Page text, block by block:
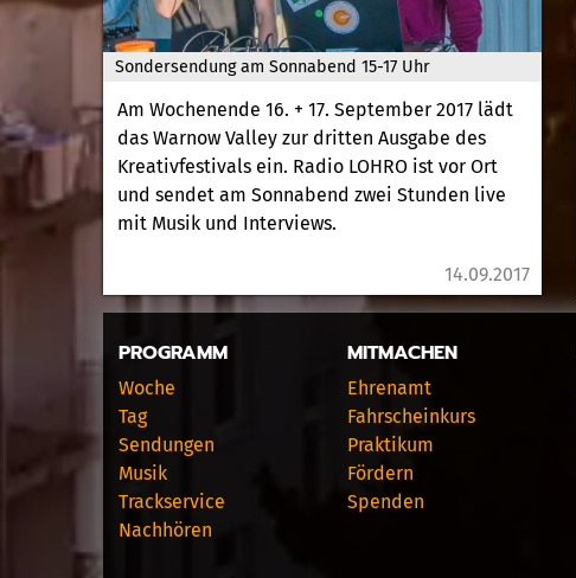
Sondersendung am Sonnabend 15-17 Uhr
Am Wochenende 16. + 17. September 2017 lädt
das Warnow Valley zur dritten Ausgabe des
Kreativfestivals ein. Radio LOHRO ist vor Ort
und sendet am Sonnabend zwei Stunden live
mit Musik und Interviews.
14.09.2017
PROGRAMM
Woche
Tag
Sendungen
Musik
Trackservice
Nachhören
MITMACHEN
Ehrenamt
Fahrscheinkurs
Praktikum
Fördern
Spenden